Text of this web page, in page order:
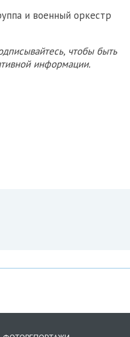
и военный оркестр
чтобы быть
информации.